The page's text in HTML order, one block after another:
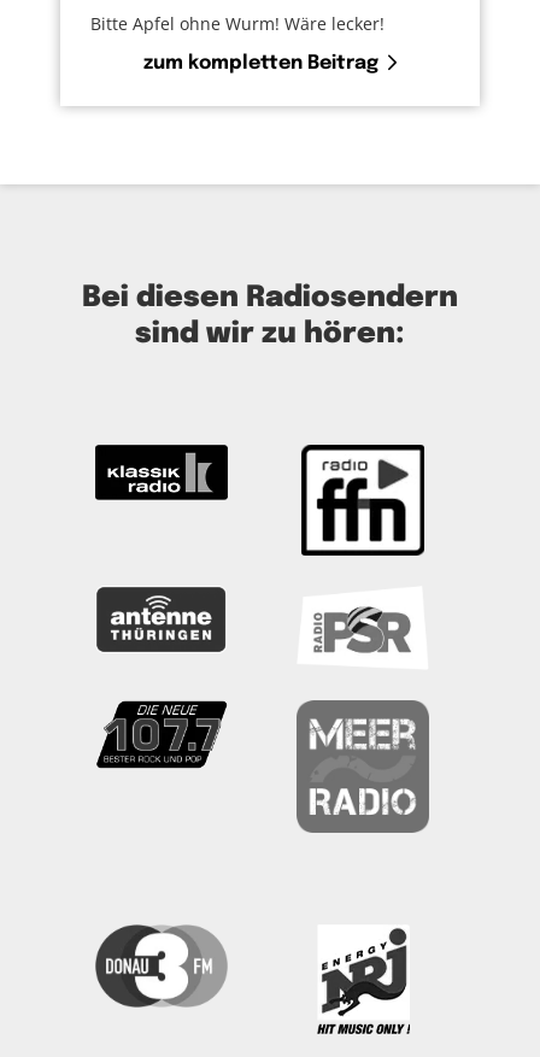
Bitte Apfel ohne Wurm! Wäre lecker!
zum kompletten Beitrag
Bei diesen Radiosendern
sind wir zu hören: